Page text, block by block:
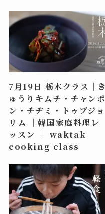
7月19日 栃木クラス｜き
ゅうりキムチ・チャンポ
ン・チヂミ・トゥブジョ
リム ｜韓国家庭料理レ
ッスン ｜ waktak
cooking class